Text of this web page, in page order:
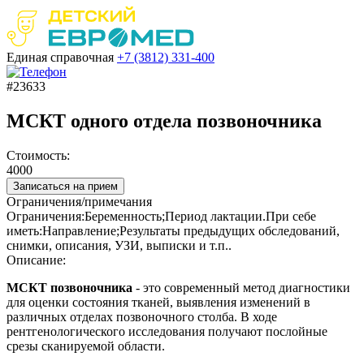
Единая справочная +7 (3812) 331-400
#23633
МСКТ одного отдела позвоночника
Стоимость:
4000
Записаться на прием
Ограничения/примечания
Ограничения:Беременность;Период лактации.При себе
иметь:Направление;Результаты предыдущих обследований,
снимки, описания, УЗИ, выписки и т.п..
Описание:
МСКТ позвоночника - это современный метод диагностики
для оценки состояния тканей, выявления изменений в
различных отделах позвоночного столба. В ходе
рентгенологического исследования получают послойные
срезы сканируемой области.